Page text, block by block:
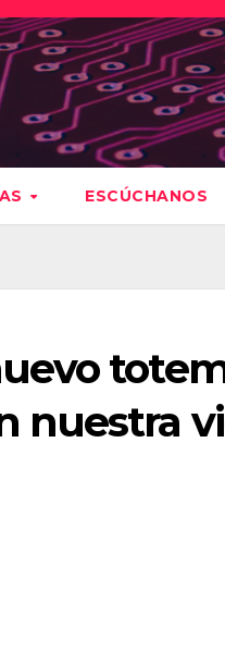
ESCÚCHANOS
nuestra